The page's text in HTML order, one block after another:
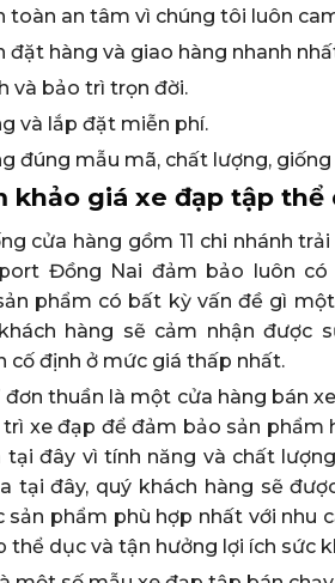
toàn an tâm vì chúng tôi luôn
đặt hàng và giao hàng nhanh
và bảo trì trọn đời.
và lắp đặt miễn phí.
đúng mẫu mã, chất lượng, giống
khảo giá xe đạp tập
cửa hàng gồm 11 chi nhánh
Đồng Nai đảm bảo luôn
phẩm có bất kỳ vấn đề gì
hàng sẽ cảm nhận được
cố định ở mức giá thấp nhất.
đơn thuần là một cửa hàng bán
trì xe đạp để đảm bảo sản
tại đây vì tính năng và chất
tại đây, quý khách hàng sẽ
sản phẩm phù hợp nhất với nhu
thể dục và tận hưởng lợi ích sức